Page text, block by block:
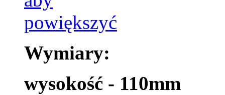
Wymiary:
wysokość - 110mm